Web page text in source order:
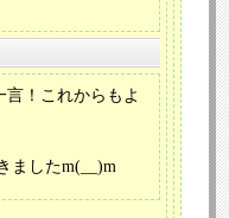
！これからもよ
ましたm(__)m